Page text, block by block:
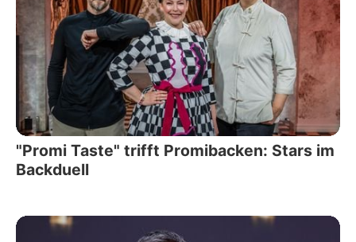
"Promi Taste" trifft Promibacken: Stars im
Backduell